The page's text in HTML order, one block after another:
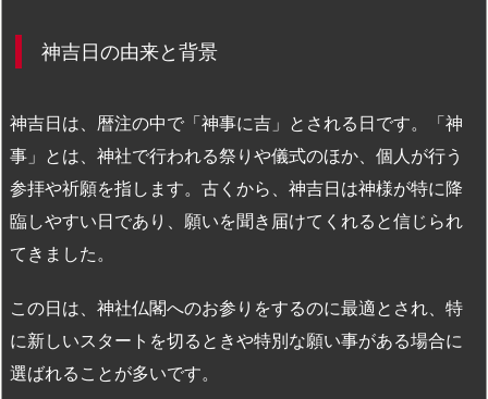
神吉日の由来と背景
神吉日は、暦注の中で「神事に吉」とされる日です。「神
事」とは、神社で行われる祭りや儀式のほか、個人が行う
参拝や祈願を指します。古くから、神吉日は神様が特に降
臨しやすい日であり、願いを聞き届けてくれると信じられ
てきました。
この日は、神社仏閣へのお参りをするのに最適とされ、特
に新しいスタートを切るときや特別な願い事がある場合に
選ばれることが多いです。